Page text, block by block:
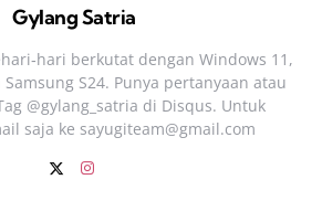
Gylang Satria
berkutat dengan Windows 11,
S24. Punya pertanyaan atau
@gylang_satria di Disqus. Untuk
saja ke sayugiteam@gmail.com